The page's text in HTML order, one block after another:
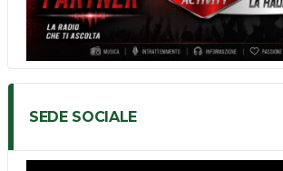
SEDE SOCIALE